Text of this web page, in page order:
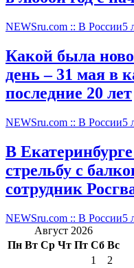
NEWSru.com :: В России5
Какой была
день – 31 мая в
последние 20 лет
NEWSru.com :: В России5
В
стрельбу с
сотрудник
NEWSru.com :: В России5
Август 2026
Пн Вт Ср Чт Пт Сб Вс
1
2